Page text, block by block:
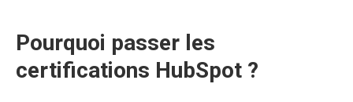
Pourquoi passer les
certifications HubSpot ?